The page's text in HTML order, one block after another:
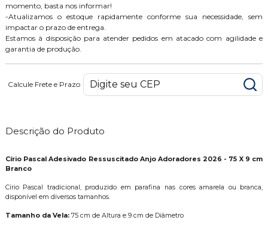
momento, basta nos informar!
-Atualizamos o estoque rapidamente conforme sua necessidade, sem
impactar o prazo de entrega.
Estamos à disposição para atender pedidos em atacado com agilidade e
garantia de produção.
Calcule Frete e Prazo
Descrição do Produto
Círio Pascal Adesivado Ressuscitado Anjo Adoradores 2026 - 75 X 9 cm
Branco
Círio Pascal tradicional, produzido em parafina nas cores amarela ou branca,
disponível em diversos tamanhos.
Tamanho da Vela:75 cm de Altura e 9 cm de Diâmetro